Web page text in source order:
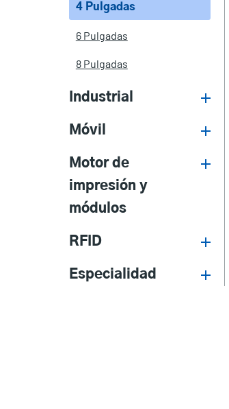
4 Pulgadas
6 Pulgadas
8 Pulgadas
Industrial
Móvil
Motor de
impresión y
módulos
RFID
Especialidad